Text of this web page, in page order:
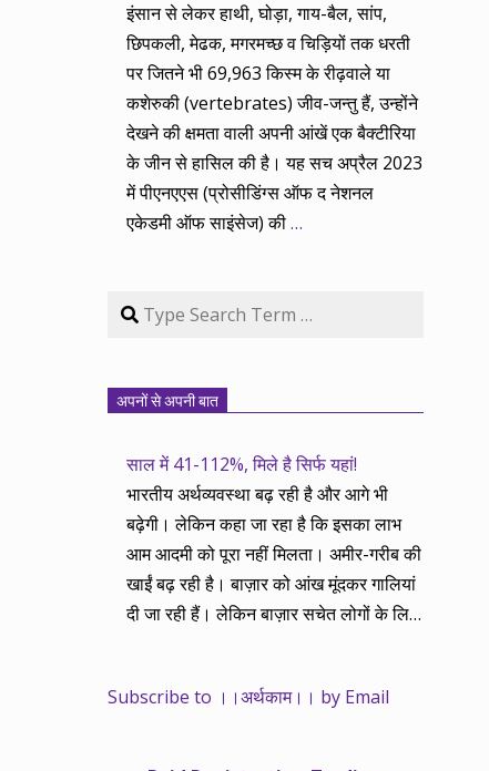
इंसान से लेकर हाथी, घोड़ा, गाय-बैल, सांप,
छिपकली, मेढक, मगरमच्छ व चिड़ियों तक धरती
पर जितने भी 69,963 किस्म के रीढ़वाले या
कशेरुकी (vertebrates) जीव-जन्तु हैं, उन्होंने
देखने की क्षमता वाली अपनी आंखें एक बैक्टीरिया
के जीन से हासिल की है। यह सच अप्रैल 2023
में पीएनएएस (प्रोसीडिंग्स ऑफ द नेशनल
एकेडमी ऑफ साइंसेज) की…
Search
अपनों से अपनी बात
साल में 41-112%, मिले है सिर्फ यहां!
भारतीय अर्थव्यवस्था बढ़ रही है और आगे भी
बढ़ेगी। लेकिन कहा जा रहा है कि इसका लाभ
आम आदमी को पूरा नहीं मिलता। अमीर-गरीब की
खाईं बढ़ रही है। बाज़ार को आंख मूंदकर गालियां
दी जा रही हैं। लेकिन बाज़ार सचेत लोगों के लिए
शुरू की है ताकि अर्थव्यवस्था, खासकर कंपनियों
Subscribe to ।।अर्थकाम।। by Email